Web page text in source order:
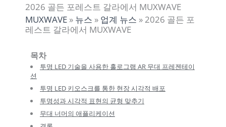
2026 골든 포레스트 갈라에서 MUXWAVE
MUXWAVE » 뉴스 » 업계 뉴스 » 2026 골든 포
레스트 갈라에서 MUXWAVE
목차
투명 LED 기술을 사용한 홀로그램 AR 무대 프레젠테이
션
투명 LED 키오스크를 통한 현장 시각적 배포
투명성과 시각적 표현의 균형 맞추기
무대 너머의 애플리케이션